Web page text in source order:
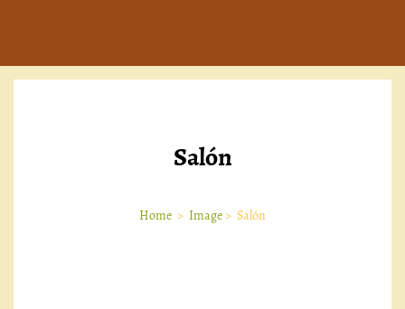
Salón
Home > Image> Salón